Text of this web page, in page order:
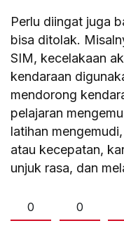
Perlu diingat juga
bisa ditolak.
SIM, kecelakaan
kendaraan
mendorong
pelajaran
latihan
atau kecepatan,
unjuk rasa, dan
0 0